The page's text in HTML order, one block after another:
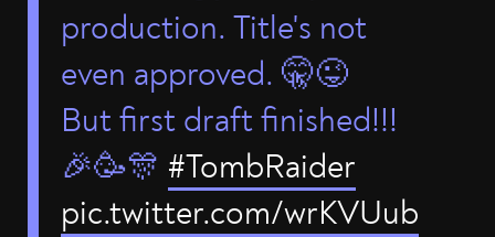
production. Title's not
even approved. 🤫😜
But first draft finished!!!
🎉🥳🎊 #TombRaider
pic.twitter.com/wrKVUub